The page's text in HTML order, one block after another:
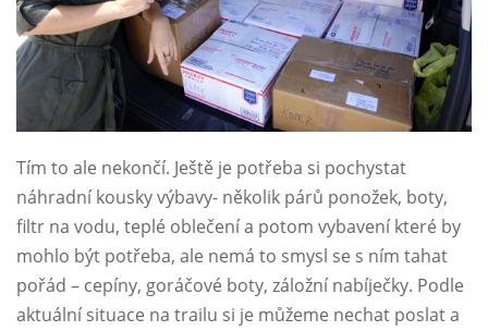
Tím to ale nekončí. Ještě je potřeba si pochystat
náhradní kousky výbavy- několik párů ponožek, boty,
filtr na vodu, teplé oblečení a potom vybavení které by
mohlo být potřeba, ale nemá to smysl se s ním tahat
pořád – cepíny, goráčové boty, záložní nabíječky. Podle
aktuální situace na trailu si je můžeme nechat poslat a